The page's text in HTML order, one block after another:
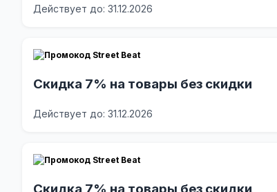
Действует до: 31.12.2026
Скидка 7% на товары без скидки
Действует до: 31.12.2026